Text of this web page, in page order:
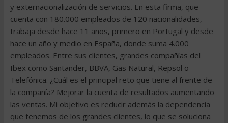
y externacionalización de servicios. En esta firma, que
cuenta con 180.000 empleados de 120 nacionalidades,
trabaja desde hace 11 años, primero en Portugal y desde
hace un año y medio en España, donde suma 4.000
empleados. Entre sus clientes, grandes compañías del
Ibex como Santander, BBVA, Gas Natural, Repsol o
Telefónica. ¿Cuál es el principal reto que tiene al frente de
la compañía? Mejorar la cuenta de resultados aumentando
las ventas. Mi objetivo es reducir además la dependencia
que tenemos de los grandes clientes, lo que se soluciona